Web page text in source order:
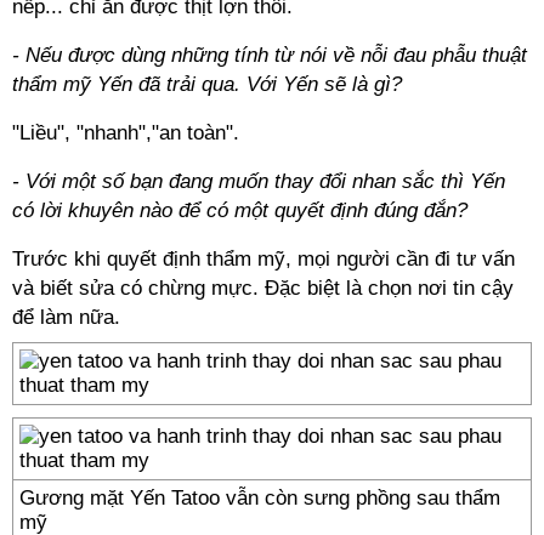
nếp... chỉ ăn được thịt lợn thôi.
- Nếu được dùng những tính từ nói về nỗi đau phẫu thuật
thẩm mỹ Yến đã trải qua. Với Yến sẽ là gì?
"Liều", "nhanh","an toàn".
- Với một số bạn đang muốn thay đổi nhan sắc thì Yến
có lời khuyên nào để có một quyết định đúng đắn?
Trước khi quyết định thẩm mỹ, mọi người cần đi tư vấn
và biết sửa có chừng mực. Đặc biệt là chọn nơi tin cậy
để làm nữa.
Gương mặt Yến Tatoo vẫn còn sưng phồng sau thẩm
mỹ